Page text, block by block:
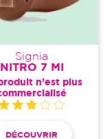
Signia
NITRO 7 MI
n’est plus
DÉCOUVRIR